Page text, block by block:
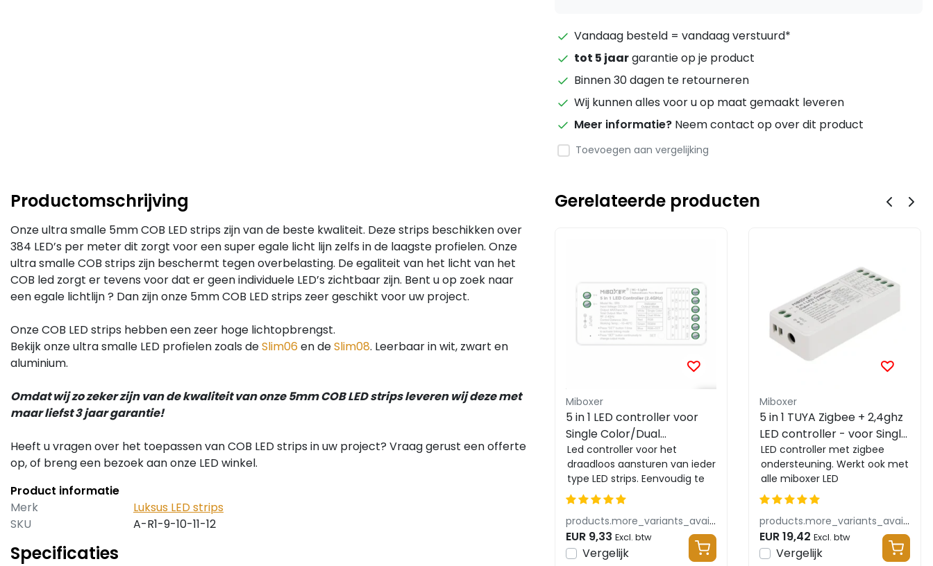
Vandaag besteld = vandaag verstuurd*
tot 5 jaargarantie op je product
Binnen 30 dagen te retourneren
Wij kunnen alles voor u op maat gemaakt leveren
Meer informatie? Neem contact op over dit product
Toevoegen aan vergelijking
Productomschrijving
Onze ultra smalle 5mm COB LED strips zijn van de beste kwaliteit. Deze strips beschikken over
384 LED’s per meter dit zorgt voor een super egale licht lijn zelfs in de laagste profielen. Onze
ultra smalle COB strips zijn beschermt tegen overbelasting. De egaliteit van het licht van het
COB led zorgt er tevens voor dat er geen individuele LED’s zichtbaar zijn. Bent u op zoek naar
een egale lichtlijn ? Dan zijn onze 5mm COB LED strips zeer geschikt voor uw project.
Onze COB LED strips hebben een zeer hoge lichtopbrengst.
Bekijk onze ultra smalle LED profielen zoals deSlim06en deSlim08. Leerbaar in wit, zwart en
aluminium.
Omdat wij zo zeker zijn van de kwaliteit van onze 5mm COB LED strips leveren wij deze met
maar liefst 3 jaar garantie!
Heeft u vragen over het toepassen van COB LED strips in uw project? Vraag gerust een offerte
op, of breng een bezoek aan onze LED winkel.
Product informatie
Merk
Luksus LED strips
SKU
A-R1-9-10-11-12
Specificaties
Gerelateerde producten
Miboxer
5 in 1 LED controller voor
Single Color/Dual
White/RGB/RGBW/RGBWW/RGBCCT
LED strips 12-24v - SR5
Led controller voor het
draadloos aansturen van ieder
type LED strips. Eenvoudig te
koppelen met de
wandpanelen of afsta...
products.more_variants_available
EUR 9,33 Excl. btw
Vergelijk
Miboxer
5 in 1 TUYA Zigbee + 2,4ghz
LED controller - voor Single
Color/Dual
White/RGB/RGBW/RGBWW/
LED strips 12-24v - SZ5
LED controller met zigbee
ondersteuning. Werkt ook met
alle miboxer LED
afstandsbedieningen en
wandpanelen. Zie bijbeh...
products.more_variants_available
EUR 19,42 Excl. btw
Vergelijk